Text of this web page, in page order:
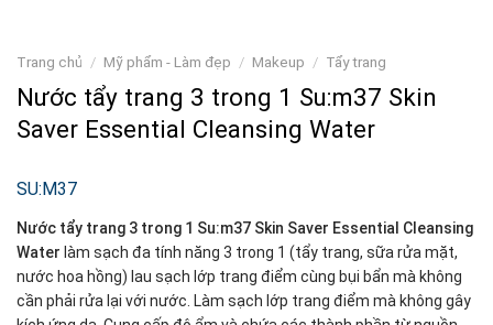
Trang chủ / Mỹ phẩm - Làm đẹp / Makeup / Tẩy trang
Nước tẩy trang 3 trong 1 Su:m37 Skin
Saver Essential Cleansing Water
SU:M37
Nước tẩy trang 3 trong 1 Su:m37 Skin Saver Essential Cleansing
Water làm sạch đa tính năng 3 trong 1 (tẩy trang, sữa rửa mặt,
nước hoa hồng) lau sạch lớp trang điểm cùng bụi bẩn mà không
cần phải rửa lại với nước. Làm sạch lớp trang điểm mà không gây